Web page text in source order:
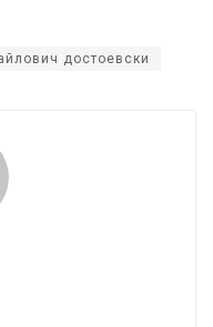
достоевски